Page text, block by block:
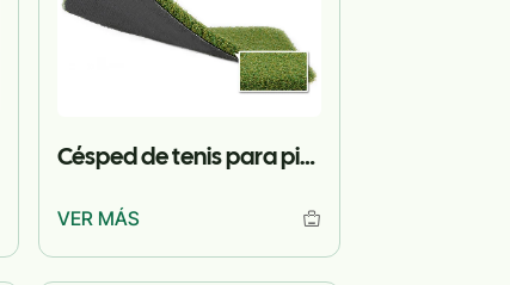
Césped de tenis para pista dura
VER MÁS